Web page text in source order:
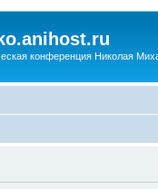
конференция Николая